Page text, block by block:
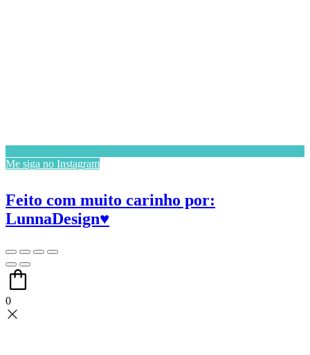
Me siga no Instagram
Feito com muito carinho por:
LunnaDesign♥
0